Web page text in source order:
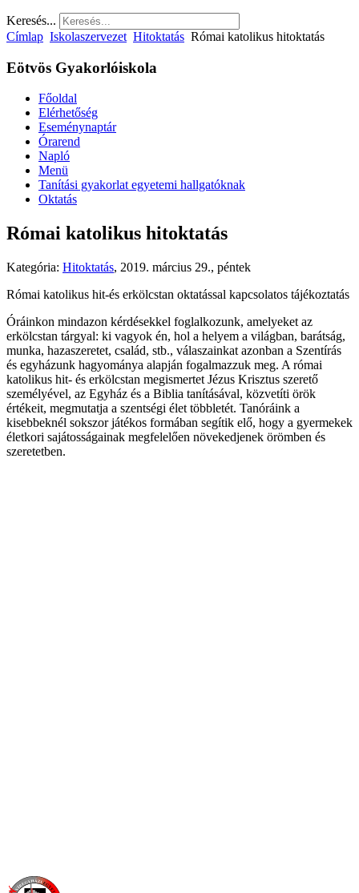
Keresés...
Címlap Iskolaszervezet Hitoktatás Római katolikus hitoktatás
Eötvös Gyakorlóiskola
Főoldal
Elérhetőség
Eseménynaptár
Órarend
Napló
Menü
Tanítási gyakorlat egyetemi hallgatóknak
Oktatás
Római katolikus hitoktatás
Kategória: Hitoktatás, 2019. március 29., péntek
Római katolikus hit-és erkölcstan oktatással kapcsolatos tájékoztatás
Óráinkon mindazon kérdésekkel foglalkozunk, amelyeket az
erkölcstan tárgyal: ki vagyok én, hol a helyem a világban, barátság,
munka, hazaszeretet, család, stb., válaszainkat azonban a Szentírás
és egyházunk hagyománya alapján fogalmazzuk meg. A római
katolikus hit- és erkölcstan megismertet Jézus Krisztus szerető
személyével, az Egyház és a Biblia tanításával, közvetíti örök
értékeit, megmutatja a szentségi élet többletét. Tanóráink a
kisebbeknél sokszor játékos formában segítik elő, hogy a gyermekek
életkori sajátosságainak megfelelően növekedjenek örömben és
szeretetben.